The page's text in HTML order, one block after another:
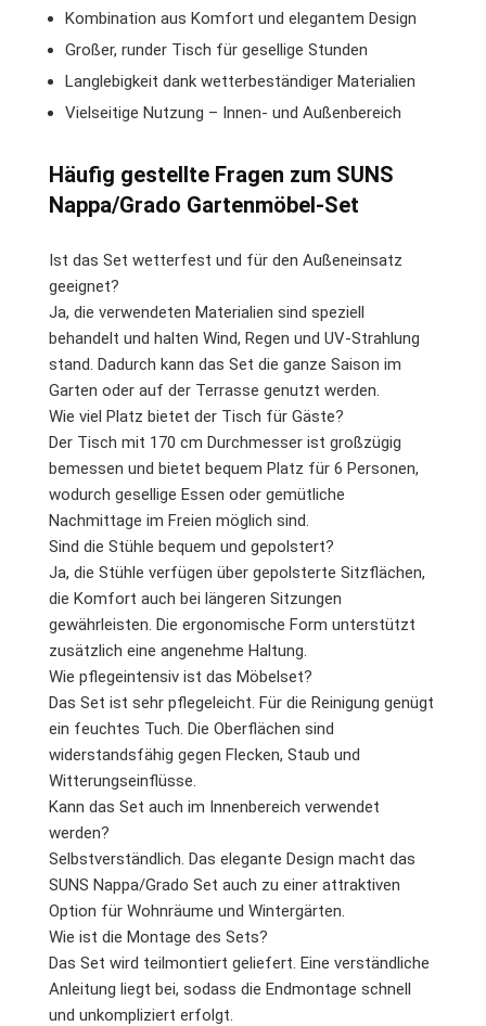
Kombination aus Komfort und elegantem Design
Großer, runder Tisch für gesellige Stunden
Langlebigkeit dank wetterbeständiger Materialien
Vielseitige Nutzung – Innen- und Außenbereich
Häufig gestellte Fragen zum SUNS
Nappa/Grado Gartenmöbel-Set
Ist das Set wetterfest und für den Außeneinsatz
geeignet?
Ja, die verwendeten Materialien sind speziell
behandelt und halten Wind, Regen und UV-Strahlung
stand. Dadurch kann das Set die ganze Saison im
Garten oder auf der Terrasse genutzt werden.
Wie viel Platz bietet der Tisch für Gäste?
Der Tisch mit 170 cm Durchmesser ist großzügig
bemessen und bietet bequem Platz für 6 Personen,
wodurch gesellige Essen oder gemütliche
Nachmittage im Freien möglich sind.
Sind die Stühle bequem und gepolstert?
Ja, die Stühle verfügen über gepolsterte Sitzflächen,
die Komfort auch bei längeren Sitzungen
gewährleisten. Die ergonomische Form unterstützt
zusätzlich eine angenehme Haltung.
Wie pflegeintensiv ist das Möbelset?
Das Set ist sehr pflegeleicht. Für die Reinigung genügt
ein feuchtes Tuch. Die Oberflächen sind
widerstandsfähig gegen Flecken, Staub und
Witterungseinflüsse.
Kann das Set auch im Innenbereich verwendet
werden?
Selbstverständlich. Das elegante Design macht das
SUNS Nappa/Grado Set auch zu einer attraktiven
Option für Wohnräume und Wintergärten.
Wie ist die Montage des Sets?
Das Set wird teilmontiert geliefert. Eine verständliche
Anleitung liegt bei, sodass die Endmontage schnell
und unkompliziert erfolgt.